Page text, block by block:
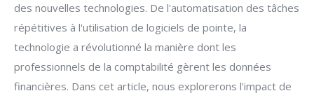
des nouvelles technologies. De l'automatisation des tâches
répétitives à l'utilisation de logiciels de pointe, la
technologie a révolutionné la manière dont les
professionnels de la comptabilité gèrent les données
financières. Dans cet article, nous explorerons l'impact de